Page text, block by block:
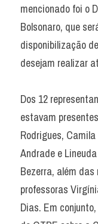
mencionado foi o
Bolsonaro, que
disponibilização
desejam realizar
Dos 12
estavam
Rodrigues,
Andrade e
Bezerra, além
professoras
Dias. Em